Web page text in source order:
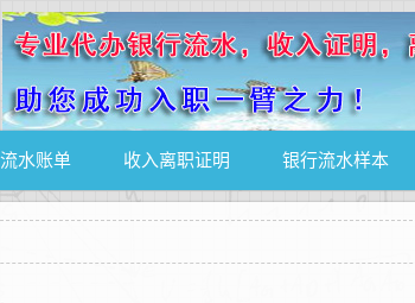
水账单 收入离职证明 银行流水样本